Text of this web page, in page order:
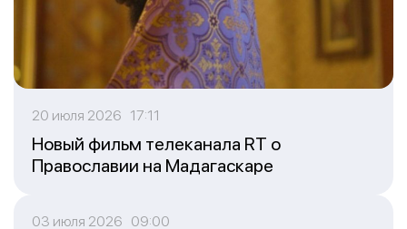
20 июля 2026 17:11
Новый фильм телеканала RT о
Православии на Мадагаскаре
03 июля 2026 09:00